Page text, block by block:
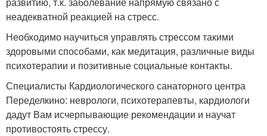
неадекватной реакцией на стресс.
Необходимо научиться управлять стрессом такими
здоровыми способами, как медитация, различные виды
психотерапии и позитивные социальные контакты.
Специалисты Кардиологического санаторного центра
Переделкино: неврологи, психотерапевты, кардиологи
дадут Вам исчерпывающие рекомендации и научат
противостоять стрессу.